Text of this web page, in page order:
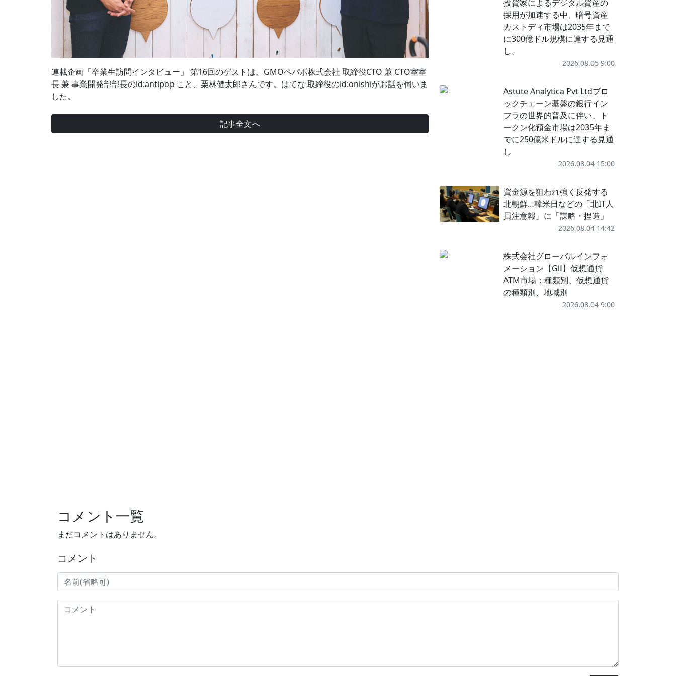
連載企画「卒業生訪問インタビュー」 第16回のゲストは、GMOペパボ株式会社 取締役CTO 兼 CTO室室
長 兼 事業開発部部長のid:antipop こと、栗林健太郎さんです。はてな 取締役のid:onishiがお話を伺いま
した。
記事全文へ
投資家によるデジタル資産の
採用が加速する中、暗号資産
カストディ市場は2035年まで
に300億ドル規模に達する見通
し。
2026.08.05 9:00
Astute Analytica Pvt Ltdブロ
ックチェーン基盤の銀行イン
フラの世界的普及に伴い、ト
ークン化預金市場は2035年ま
でに250億米ドルに達する見通
し
2026.08.04 15:00
資金源を狙われ強く反発する
北朝鮮…韓米日などの「北IT人
員注意報」に「謀略・捏造」
2026.08.04 14:42
株式会社グローバルインフォ
メーション【GⅡ】仮想通貨
ATM市場：種類別、仮想通貨
の種類別、地域別
2026.08.04 9:00
コメント一覧
まだコメントはありません。
コメント